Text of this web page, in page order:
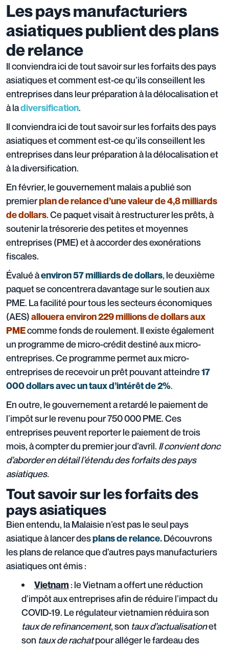
Les pays manufacturiers
asiatiques publient des plans
de relance
Il conviendra ici de tout savoir sur les forfaits des pays
asiatiques et comment est-ce qu’ils conseillent les
entreprises dans leur préparation à la délocalisation et
à ladiversification.
Il conviendra ici de tout savoir sur les forfaits des pays
asiatiques et comment est-ce qu’ils conseillent les
entreprises dans leur préparation à la délocalisation et
à la diversification.
En février, le gouvernement malais a publié son
premierplan de relance d’une valeur de 4,8 milliards
de dollars. Ce paquet visait à restructurer les prêts, à
soutenir la trésorerie des petites et moyennes
entreprises (PME) et à accorder des exonérations
fiscales.
Évalué àenviron 57 milliards de dollars, le deuxième
paquet se concentrera davantage sur le soutien aux
PME. La facilité pour tous les secteurs économiques
(AES)allouera environ 229 millions de dollars aux
PMEcomme fonds de roulement. Il existe également
un programme de micro-crédit destiné aux micro-
entreprises. Ce programme permet aux micro-
entreprises de recevoir un prêt pouvant atteindre17
000 dollars avec un taux d’intérêt de 2%.
En outre, le gouvernement a retardé le paiement de
l’impôt sur le revenu pour 750 000 PME. Ces
entreprises peuvent reporter le paiement de trois
mois, à compter du premier jour d’avril. Il convient donc
d’aborder en détail l’étendu des forfaits des pays
asiatiques.
Tout savoir sur les forfaits des
pays asiatiques
Bien entendu, la Malaisie n’est pas le seul pays
asiatique à lancer desplans de relance.Découvrons
les plans de relance que d’autres pays manufacturiers
asiatiques ont émis :
Vietnam: le Vietnam a offert une réduction
d’impôt aux entreprises afin de réduire l’impact du
COVID-19. Le régulateur vietnamien réduira son
taux de refinancement, son taux d’actualisationet
son taux de rachatpour alléger le fardeau des